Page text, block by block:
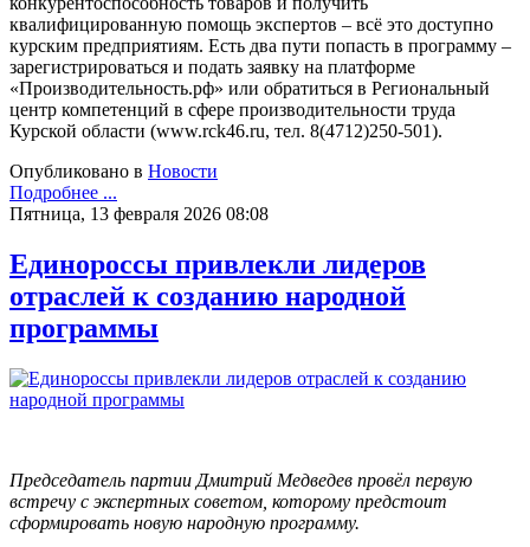
квалифицированную помощь экспертов – всё это доступно
курским предприятиям. Есть два пути попасть в программу –
зарегистрироваться и подать заявку на платформе
«Производительность.рф» или обратиться в Региональный
центр компетенций в сфере производительности труда
Курской области (www.rck46.ru, тел. 8(4712)250-501).
Опубликовано в Новости
Подробнее ...
Пятница, 13 февраля 2026 08:08
Единороссы привлекли лидеров
отраслей к созданию народной
программы
Председатель партии Дмитрий Медведев провёл первую
встречу с экспертных советом, которому предстоит
сформировать новую народную программу.